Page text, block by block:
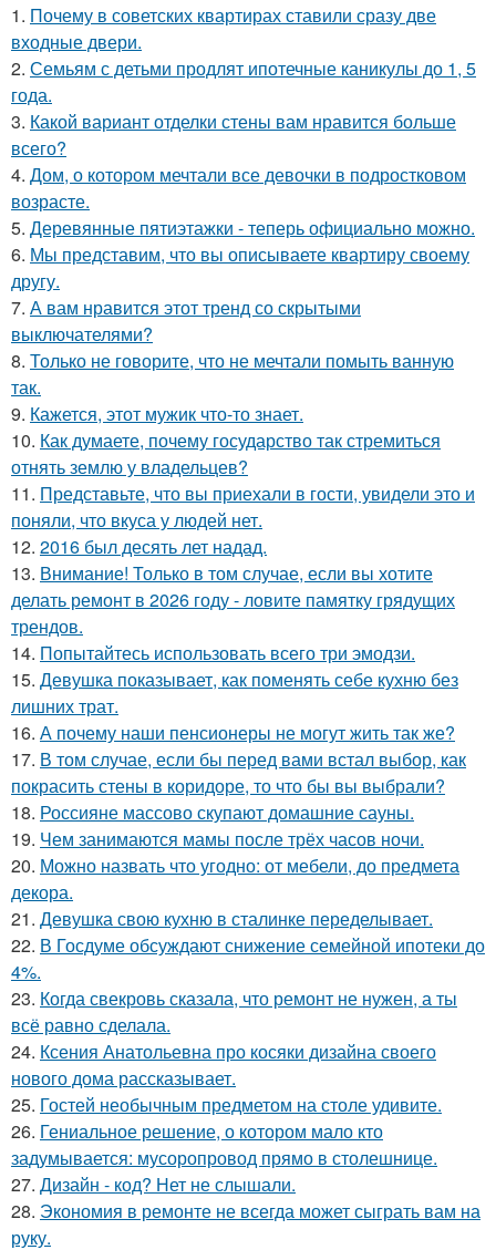
1. Почему в советских квартирах ставили сразу две
входные двери.
2. Семьям с детьми продлят ипотечные каникулы до 1, 5
года.
3. Какой вариант отделки стены вам нравится больше
всего?
4. Дом, о котором мечтали все девочки в подростковом
возрасте.
5. Деревянные пятиэтажки - теперь официально можно.
6. Мы представим, что вы описываете квартиру своему
другу.
7. А вам нравится этот тренд со скрытыми
выключателями?
8. Только не говорите, что не мечтали помыть ванную
так.
9. Кажется, этот мужик что-то знает.
10. Как думаете, почему государство так стремиться
отнять землю у владельцев?
11. Представьте, что вы приехали в гости, увидели это и
поняли, что вкуса у людей нет.
12. 2016 был десять лет надад.
13. Внимание! Только в том случае, если вы хотите
делать ремонт в 2026 году - ловите памятку грядущих
трендов.
14. Попытайтесь использовать всего три эмодзи.
15. Девушка показывает, как поменять себе кухню без
лишних трат.
16. А почему наши пенсионеры не могут жить так же?
17. В том случае, если бы перед вами встал выбор, как
покрасить стены в коридоре, то что бы вы выбрали?
18. Россияне массово скупают домашние сауны.
19. Чем занимаются мамы после трёх часов ночи.
20. Можно назвать что угодно: от мебели, до предмета
декора.
21. Девушка свою кухню в сталинке переделывает.
22. В Госдуме обсуждают снижение семейной ипотеки до
4%.
23. Когда свекровь сказала, что ремонт не нужен, а ты
всё равно сделала.
24. Ксения Анатольевна про косяки дизайна своего
нового дома рассказывает.
25. Гостей необычным предметом на столе удивите.
26. Гениальное решение, о котором мало кто
задумывается: мусоропровод прямо в столешнице.
27. Дизайн - код? Нет не слышали.
28. Экономия в ремонте не всегда может сыграть вам на
руку.